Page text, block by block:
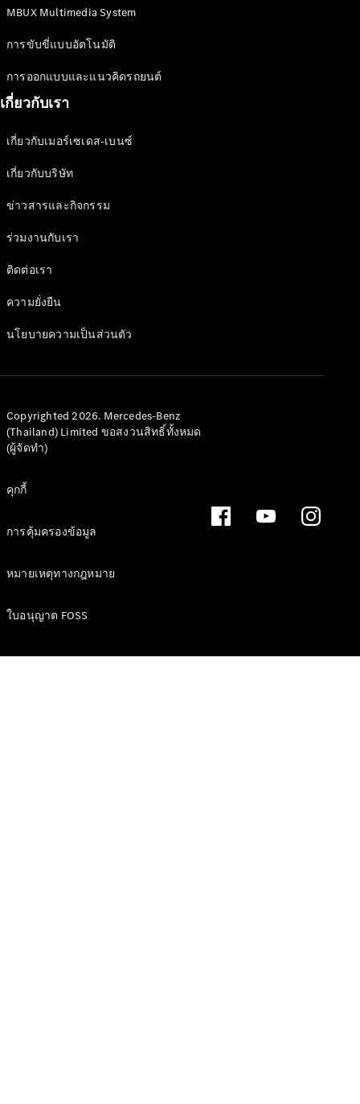
เล่มเฉพาะ
2024
Issue 1-
2024
เล่มเฉพาะ
Issue 2-
2023
เล่มเฉพาะ
2023
Issue 2-
เล่มเฉพาะ
Issue 1-
2022
Defining
2026
MBUX Multimedia System
การขับขี่แบบอัตโนมัติ
การออกแบบและแนวคิดรถยนต์
เกี่ยวกับเรา
เกี่ยวกับเมอร์เซเดส-เบนซ์
เกี่ยวกับบริษัท
ข่าวสารและกิจกรรม
ร่วมงานกับเรา
ติดต่อเรา
ความยั่งยืน
นโยบายความเป็นส่วนตัว
Copyrighted 2026. Mercedes-Benz
(Thailand) Limited ขอสงวนสิทธิ์ทั้งหมด
(ผู้จัดทำ)
คุกกี้
การคุ้มครองข้อมูล
หมายเหตุทางกฎหมาย
ใบอนุญาต FOSS